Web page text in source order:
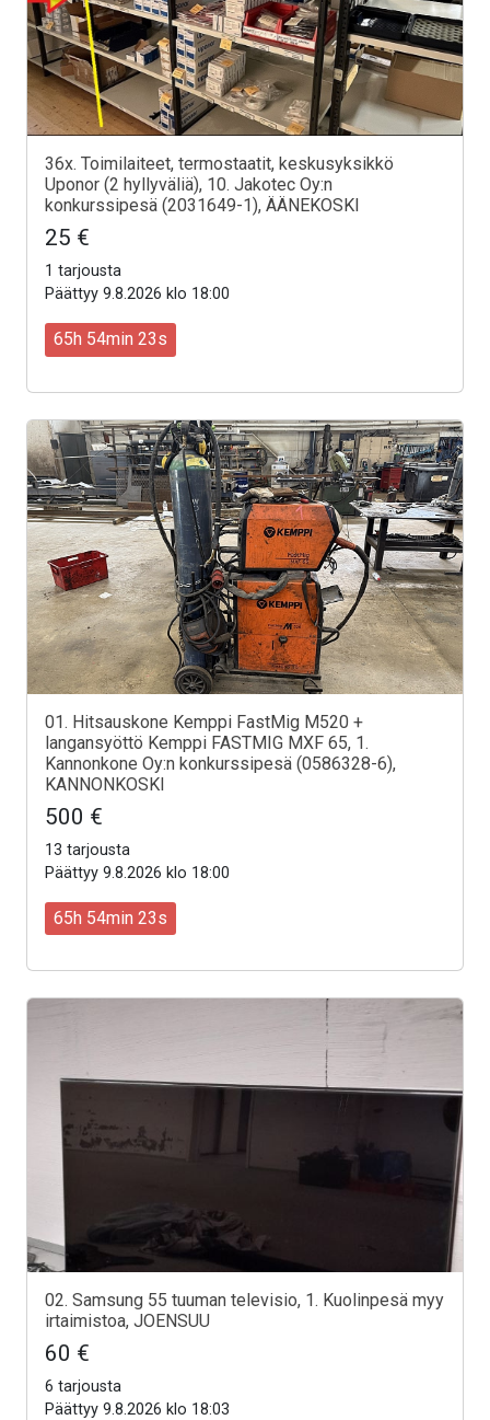
36x. Toimilaiteet, termostaatit, keskusyksikkö
Uponor (2 hyllyväliä), 10. Jakotec Oy:n
konkurssipesä (2031649-1), ÄÄNEKOSKI
25 €
1 tarjousta
Päättyy 9.8.2026 klo 18:00
65h 54min 21s
01. Hitsauskone Kemppi FastMig M520 +
langansyöttö Kemppi FASTMIG MXF 65, 1.
Kannonkone Oy:n konkurssipesä (0586328-6),
KANNONKOSKI
500 €
13 tarjousta
Päättyy 9.8.2026 klo 18:00
65h 54min 21s
02. Samsung 55 tuuman televisio, 1. Kuolinpesä myy
irtaimistoa, JOENSUU
60 €
6 tarjousta
Päättyy 9.8.2026 klo 18:03